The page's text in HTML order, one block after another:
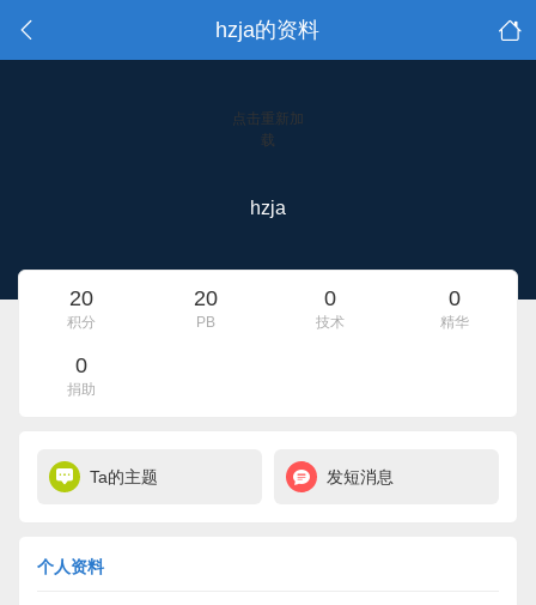
hzja的资料
点击重新加
载
hzja
20
积分
20
PB
0
技术
0
精华
0
捐助
Ta的主题 发短消息
个人资料